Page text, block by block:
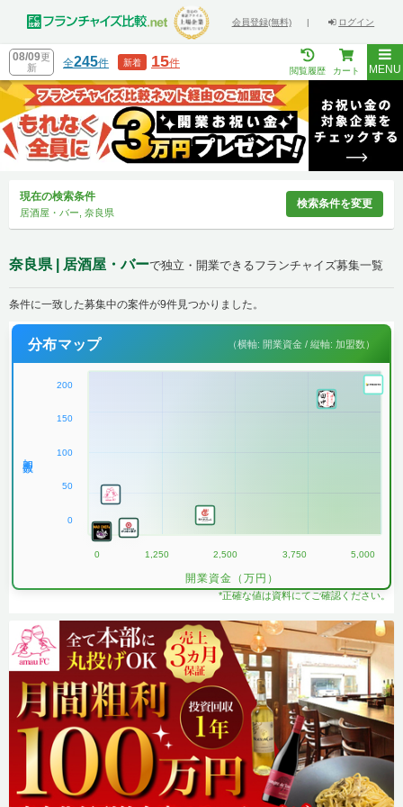
会員登録(無料) | ログイン
08/09更
新
全245件 新着 15件
閲覧履歴 カート MENU
現在の検索条件
居酒屋・バー, 奈良県
検索条件を変更
奈良県 | 居酒屋・バーで独立・開業できるフランチャイズ募集一覧
条件に一致した募集中の案件が9件見つかりました。
分布マップ （横軸: 開業資金 / 縦軸: 加盟数）
200
150
100
50
0
0 1,250 2,500 3,750 5,000
開業資金（万円）
*正確な値は資料にてご確認ください。